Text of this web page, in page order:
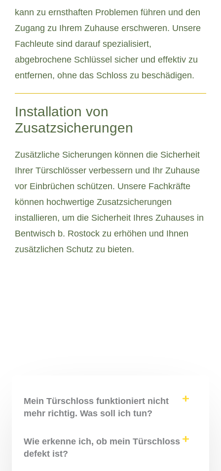
kann zu ernsthaften Problemen führen und den
Zugang zu Ihrem Zuhause erschweren. Unsere
Fachleute sind darauf spezialisiert,
abgebrochene Schlüssel sicher und effektiv zu
entfernen, ohne das Schloss zu beschädigen.
Installation von
Zusatzsicherungen
Zusätzliche Sicherungen können die Sicherheit
Ihrer Türschlösser verbessern und Ihr Zuhause
vor Einbrüchen schützen. Unsere Fachkräfte
können hochwertige Zusatzsicherungen
installieren, um die Sicherheit Ihres Zuhauses in
Bentwisch b. Rostock zu erhöhen und Ihnen
zusätzlichen Schutz zu bieten.
Mein Türschloss funktioniert nicht
mehr richtig. Was soll ich tun?
Wie erkenne ich, ob mein Türschloss
defekt ist?